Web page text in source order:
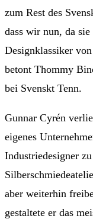
zum Rest des
dass wir nun, da
Designklassiker
betont Thommy
bei Svenskt Tenn.
Gunnar Cyrén
eigenes
Industriedesigner
aber weiterhin
gestaltete er das